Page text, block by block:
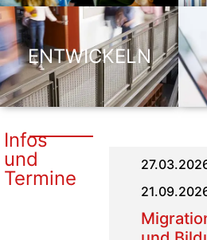
ENTWICKELN
Infos
und
Termine
27.03.2026
21.09.2026